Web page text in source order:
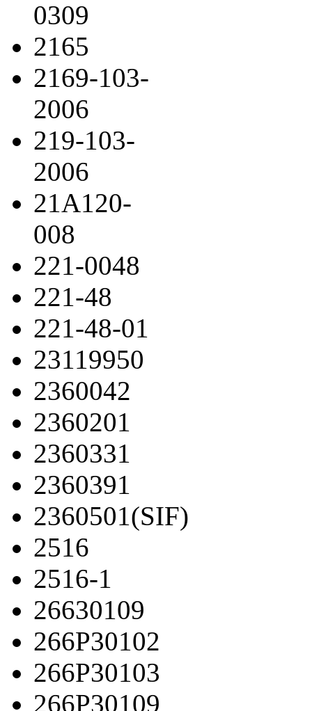
0309
2165
2169-103-
2006
219-103-
2006
21A120-
008
221-0048
221-48
221-48-01
23119950
2360042
2360201
2360331
2360391
2360501(SIF)
2516
2516-1
26630109
266P30102
266P30103
266P30109